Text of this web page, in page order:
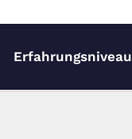
Erfahrungsniveau